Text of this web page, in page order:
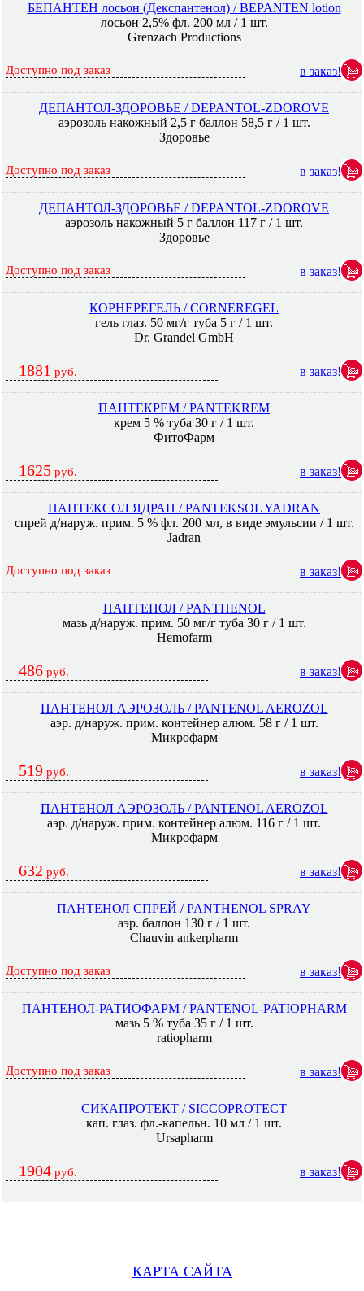
БЕПАНТЕН лосьон (Декспантенол) / BEPANTEN lotion
лосьон 2,5% фл. 200 мл / 1 шт.
Grenzach Productions
Доступно под заказ в заказ!
ДЕПАНТОЛ-ЗДОРОВЬЕ / DEPANTOL-ZDOROVE
аэрозоль накожный 2,5 г баллон 58,5 г / 1 шт.
Здоровье
Доступно под заказ в заказ!
ДЕПАНТОЛ-ЗДОРОВЬЕ / DEPANTOL-ZDOROVE
аэрозоль накожный 5 г баллон 117 г / 1 шт.
Здоровье
Доступно под заказ в заказ!
КОРНЕРЕГЕЛЬ / CORNEREGEL
гель глаз. 50 мг/г туба 5 г / 1 шт.
Dr. Grandel GmbH
1881 руб. в заказ!
ПАНТЕКРЕМ / PANTEKREM
крем 5 % туба 30 г / 1 шт.
ФитоФарм
1625 руб. в заказ!
ПАНТЕКСОЛ ЯДРАН / PANTEKSOL YADRAN
спрей д/наруж. прим. 5 % фл. 200 мл, в виде эмульсии / 1 шт.
Jadran
Доступно под заказ в заказ!
ПАНТЕНОЛ / PANTHENOL
мазь д/наруж. прим. 50 мг/г туба 30 г / 1 шт.
Hemofarm
486 руб. в заказ!
ПАНТЕНОЛ АЭРОЗОЛЬ / PANTENOL AEROZOL
аэр. д/наруж. прим. контейнер алюм. 58 г / 1 шт.
Микрофарм
519 руб. в заказ!
ПАНТЕНОЛ АЭРОЗОЛЬ / PANTENOL AEROZOL
аэр. д/наруж. прим. контейнер алюм. 116 г / 1 шт.
Микрофарм
632 руб. в заказ!
ПАНТЕНОЛ СПРЕЙ / PANTHENOL SPRAY
аэр. баллон 130 г / 1 шт.
Chauvin ankerpharm
Доступно под заказ в заказ!
ПАНТЕНОЛ-РАТИОФАРМ / PANTENOL-PATIOPHARM
мазь 5 % туба 35 г / 1 шт.
ratiopharm
Доступно под заказ в заказ!
СИКАПРОТЕКТ / SICCOPROTECT
кап. глаз. фл.-капельн. 10 мл / 1 шт.
Ursapharm
1904 руб. в заказ!
КАРТА САЙТА